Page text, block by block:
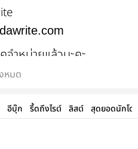
ำหน่ายแล้วนะคะ
ากรส
กำลังใจให้กันเยอะๆ
หมด
อีบุ๊ก รี้ดถึงไรต์ ลิสต์ สุดยอดนักโด